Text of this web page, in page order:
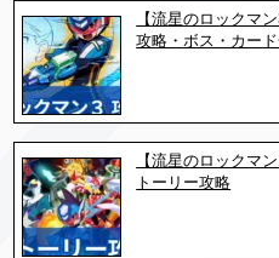
【流星のロックマ
攻略・ボス・カー
【流星のロックマ
トーリー攻略